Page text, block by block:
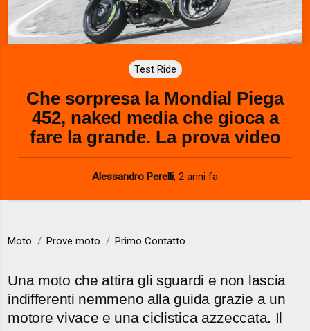
l
a
y
V
i
d
e
Test Ride
Che sorpresa la Mondial Piega
452, naked media che gioca a
fare la grande. La prova video
Alessandro Perelli, 2 anni fa
Moto Prove moto Primo Contatto
Una moto che attira gli sguardi e non lascia
indifferenti nemmeno alla guida grazie a un
motore vivace e una ciclistica azzeccata. Il